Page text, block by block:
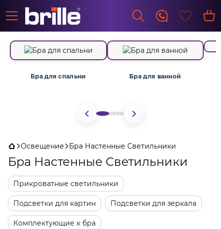
Бра для спальни Бра для ванной
Освещение Бра Настенные Светильники
Бра Настенные Светильники
Прикроватные светильники
Подсветки для картин Подсветки для зеркала
Комплектующие к бра